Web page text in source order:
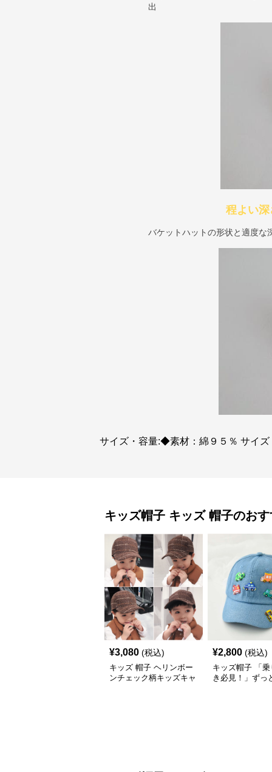
出
程よい深
バケットハットの形状と適度な
サイズ・容量:◆素材：綿９５％ サイ
キッズ帽子 キッズ 帽子のお
¥3,080 (税込)
キッズ 帽子 ヘリンボー
ンチェック柄キッズキャ
¥2,800 (税込)
キッズ帽子 「
き必見！」ずっ